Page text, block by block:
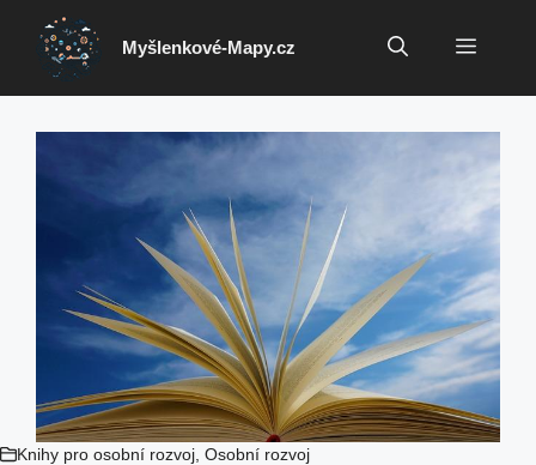
Přeskočit
obsah
Myšlenkové-Mapy.cz Menu
Knihy pro osobní rozvoj Osobní rozvoj